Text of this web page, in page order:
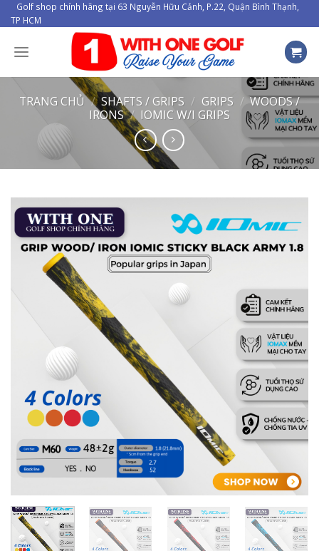
Skip
to
content
Golf shop chính hãng tại 63 Nguyễn Hữu Cảnh, P.22, Quận Bình Thạnh,
TP HCM
TRANG CHỦ / SHAFTS / GRIPS / GRIPS / WOODS /
IRONS / IOMIC W/I GRIPS